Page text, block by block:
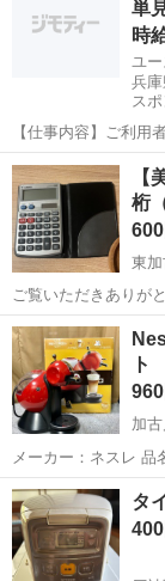
単
時
ユ
兵
ス
【仕事内容】ご利用
を行う 訪問介護のお
な内容 ・見守り ・
・痰の吸引 ・身体を
アルバイト・パート
【
桁
600
東
ご覧いただきありがとう
キヤノン（Canon） 型番：LS-12TU II（12桁表示） 機能：税計算（税
込/税抜）、億万円表示、ソーラ
大...
兵庫 加古川市
ト
960
加
メーカー：ネスレ 品名：ネスカフェ ドルチェグスト システム 型番：
MD9741 カラー：レッド×ブラック 種類：エスプレッソ式 保温装置：
兵庫 加古川市
タ
400